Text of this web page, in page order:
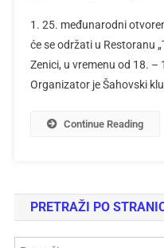
1. 25. međunarodni
će se održati u Restoranu
Zenici, u vremenu od 18. –
Organizator je Šahovski
Continue Reading
PRETRAŽI PO